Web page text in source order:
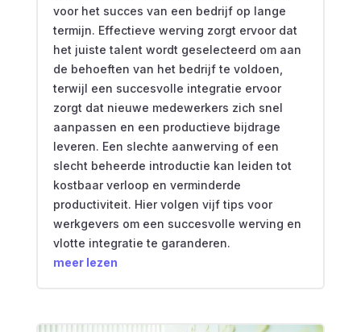
voor het succes van een bedrijf op lange
termijn. Effectieve werving zorgt ervoor dat
het juiste talent wordt geselecteerd om aan
de behoeften van het bedrijf te voldoen,
terwijl een succesvolle integratie ervoor
zorgt dat nieuwe medewerkers zich snel
aanpassen en een productieve bijdrage
leveren. Een slechte aanwerving of een
slecht beheerde introductie kan leiden tot
kostbaar verloop en verminderde
productiviteit. Hier volgen vijf tips voor
werkgevers om een succesvolle werving en
vlotte integratie te garanderen.
meer lezen